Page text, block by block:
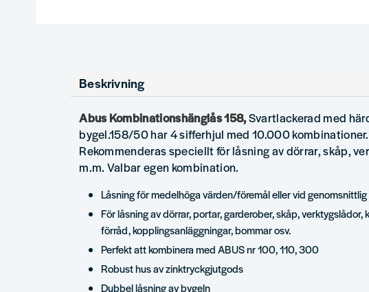
Beskrivning
Abus Kombinationshänglås 158,Svartlackerad med
bygel.158/50 har 4 sifferhjul med 10.000 kombinationer.
Rekommenderas speciellt för låsning av dörrar, skåp,
m.m. Valbar egen kombination.
Låsning för medelhöga värden/föremål eller vid
För låsning av dörrar, portar, garderober, skåp, verktygslådor,
förråd, kopplingsanläggningar, bommar osv.
Perfekt att kombinera med ABUS nr 100, 110, 300
Robust hus av zinktryckgjutgods
Dubbel låsning av bygeln